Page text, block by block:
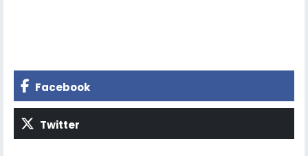
Facebook
Twitter